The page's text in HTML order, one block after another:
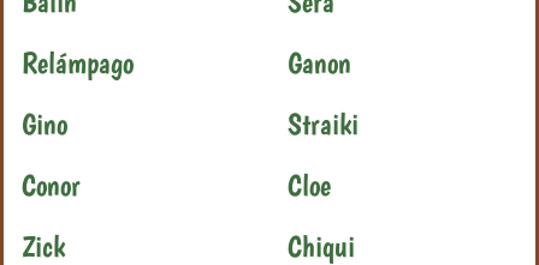
Relámpago
Ganon
Gino
Straiki
Conor
Cloe
Zick
Chiqui